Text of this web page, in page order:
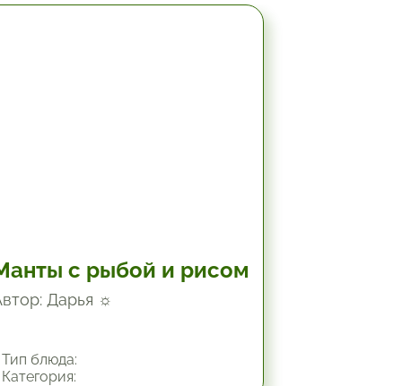
с рыбой и рисом
Дарья ☼
блюда: